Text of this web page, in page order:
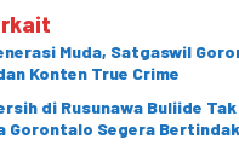
Muda, Satgaswil
Konten True Crime
di Rusunawa Buliide
Gorontalo Segera